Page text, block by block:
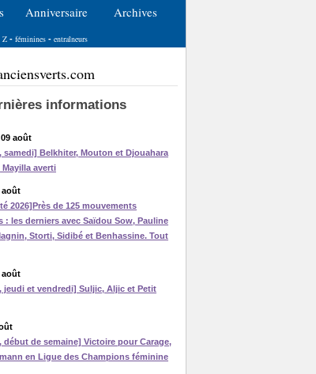
Anniversaire Archives
Z- féminines- entraîneurs
informations
août
samedi] Belkhiter, Mouton et Djouahara
averti
août
2026]Près de 125 mouvements
: les derniers avec Saïdou Sow, Pauline
Storti, Sidibé et Benhassine. Tout
août
jeudi et vendredi] Suljic, Aljic et Petit
début de semaine] Victoire pour Carage,
en Ligue des Champions féminine